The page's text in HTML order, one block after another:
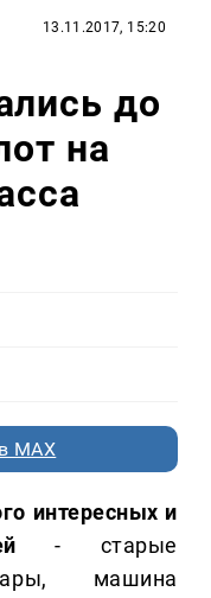
13.11.2017, 15:20
до
на
MAX
интересных и
- старые
машина